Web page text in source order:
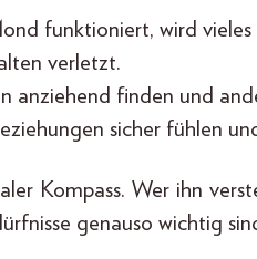
funktioniert, wird vieles
verletzt.
anziehend finden und
sicher fühlen
Kompass. Wer ihn
genauso wichtig